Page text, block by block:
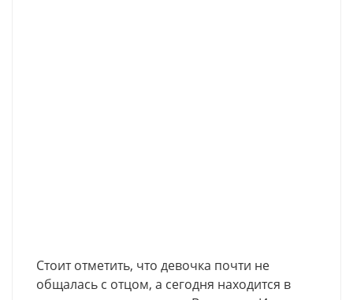
Стоит отметить, что девочка почти не
общалась с отцом, а сегодня находится в